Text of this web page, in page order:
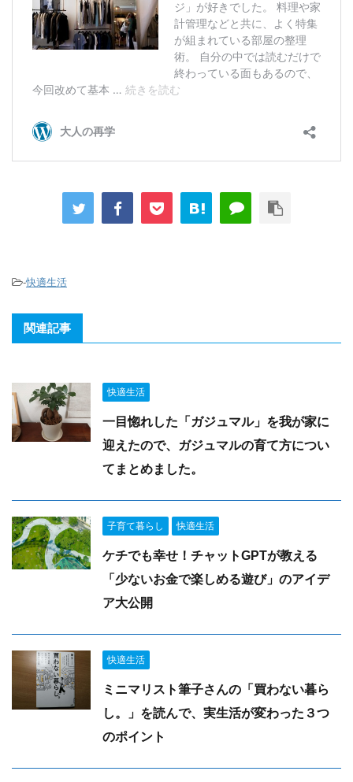
-快適生活
関連記事
快適生活
一目惚れした「ガジュマル」を我が家に
迎えたので、ガジュマルの育て方につい
てまとめました。
子育て暮らし 快適生活
ケチでも幸せ！チャットGPTが教える
「少ないお金で楽しめる遊び」のアイデ
ア大公開
快適生活
ミニマリスト筆子さんの「買わない暮ら
し。」を読んで、実生活が変わった３つ
のポイント